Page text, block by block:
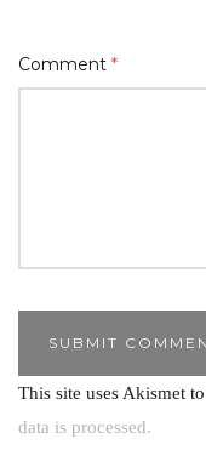
Comment *
This site uses Akismet
data is processed.